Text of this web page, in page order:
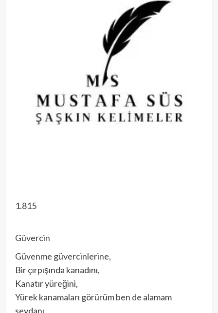
1.815
Güvercin
Güvenme güvercinlerine,
Bir çırpışında kanadını,
Kanatır yüreğini,
Yürek kanamaları görürüm ben de alamam
sevdanı,